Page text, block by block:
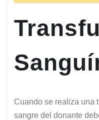
Cuando se realiza una
sangre del donante